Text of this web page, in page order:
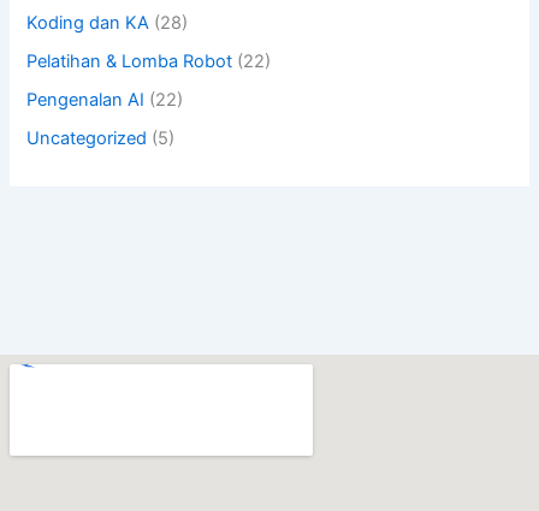
Koding dan KA (28)
Pelatihan & Lomba Robot (22)
Pengenalan AI (22)
Uncategorized (5)